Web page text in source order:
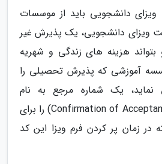
دانشجویی باید از موسسات
ویزای دانشجویی، یک پذیرش غیر
هزینه های زندگی و شهریه
آموزشی که پذیرش تحصیلی را
نماید، یک شماره مرجع به نام
Confirmation of Acceptance for Studies) CAS) را برای
در زمان پر کردن فرم ویزا این کد